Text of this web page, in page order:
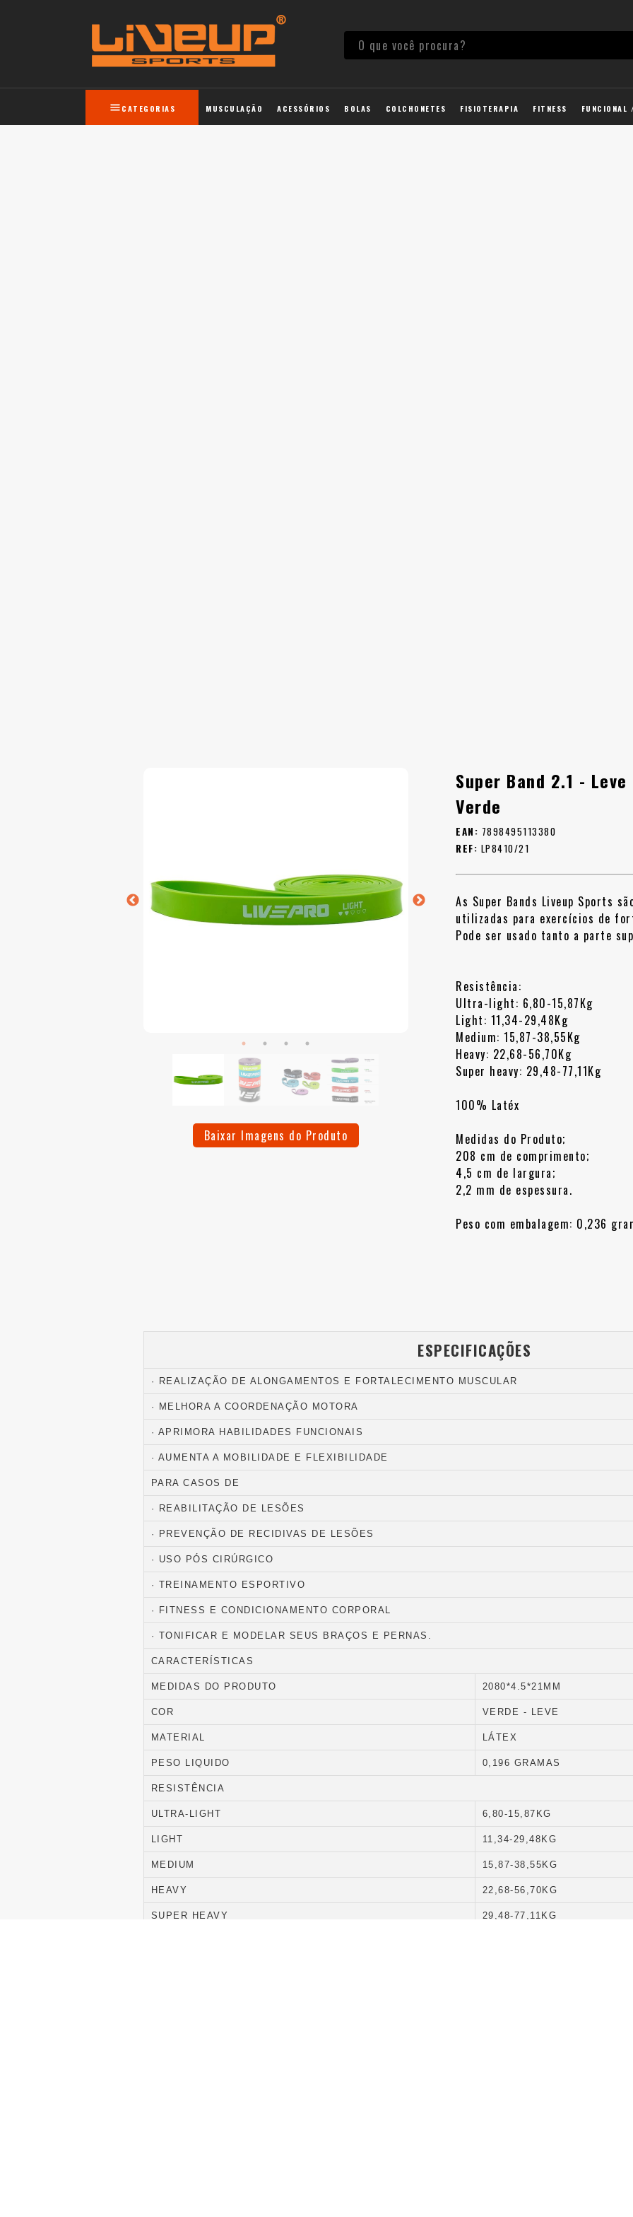
CATEGORIAS MUSCULAÇÃO ACESSÓRIOS BOLAS COLCHONETES FISIOTERAPIA FITNESS
Baixar Imagens do Produto
Super Band 2.1 -
Verde
EAN: 7898495113380
REF: LP8410/21
As Super Bands Liveup Sports
utilizadas para exercícios de
Pode ser usado tanto a parte
Resistência:
Ultra-light: 6,80-15,87Kg
Light: 11,34-29,48Kg
Medium: 15,87-38,55Kg
Heavy: 22,68-56,70Kg
Super heavy: 29,48-77,11Kg
100% Latéx
Medidas do Produto;
208 cm de comprimento;
4,5 cm de largura;
2,2 mm de espessura.
Peso com embalagem: 0,236
ESPECIFICAÇÕES
· REALIZAÇÃO DE ALONGAMENTOS E FORTALECIMENTO MUSCULAR
· MELHORA A COORDENAÇÃO MOTORA
· APRIMORA HABILIDADES FUNCIONAIS
· AUMENTA A MOBILIDADE E FLEXIBILIDADE
PARA CASOS DE
· REABILITAÇÃO DE LESÕES
· PREVENÇÃO DE RECIDIVAS DE LESÕES
· USO PÓS CIRÚRGICO
· TREINAMENTO ESPORTIVO
· FITNESS E CONDICIONAMENTO CORPORAL
· TONIFICAR E MODELAR SEUS BRAÇOS E PERNAS.
CARACTERÍSTICAS
MEDIDAS DO PRODUTO 2080*4.5*21MM
COR VERDE - LEVE
MATERIAL LÁTEX
PESO LIQUIDO 0,196 GRAMAS
RESISTÊNCIA
ULTRA-LIGHT 6,80-15,87KG
LIGHT 11,34-29,48KG
MEDIUM 15,87-38,55KG
HEAVY 22,68-56,70KG
SUPER HEAVY 29,48-77,11KG